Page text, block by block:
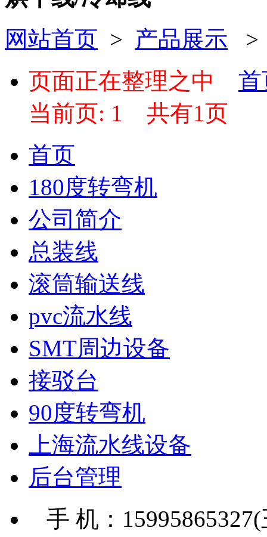
网站首页 > 产品展示
页面正在整理之中
首
当前页: 1
共有1页
首页
180度转弯机
公司简介
总装线
滚筒输送线
pvc流水线
SMT周边设备
接驳台
90度转弯机
上海流水线设备
后台管理
手 机：